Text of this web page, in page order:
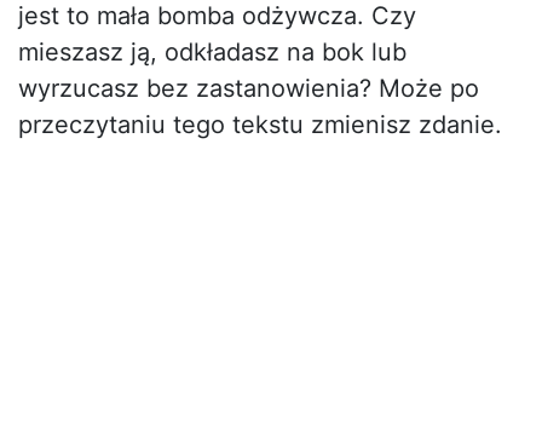
jest to mała bomba odżywcza. Czy
mieszasz ją, odkładasz na bok lub
wyrzucasz bez zastanowienia? Może po
przeczytaniu tego tekstu zmienisz zdanie.